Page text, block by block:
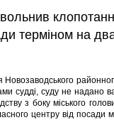
терміном на
Новозаводського
судді, суду не надано
з боку міського
центру від посади